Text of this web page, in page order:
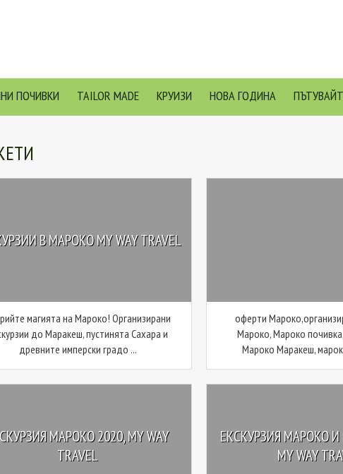
ПОЧИВКИ TAILOR MADE КРУИЗИ НОВА ГОДИНА
В МАРОКО MY WAY TRAVEL
магията на Мароко! Организирани
до Маракеш, пустинята Сахара и
древните имперски градо ...
оферти
Мароко, Мароко
Мароко Маракеш,
МАРОКО 2020, MY WAY
TRAVEL
ЕКСКУРЗИЯ МАРОКО И
MY WAY